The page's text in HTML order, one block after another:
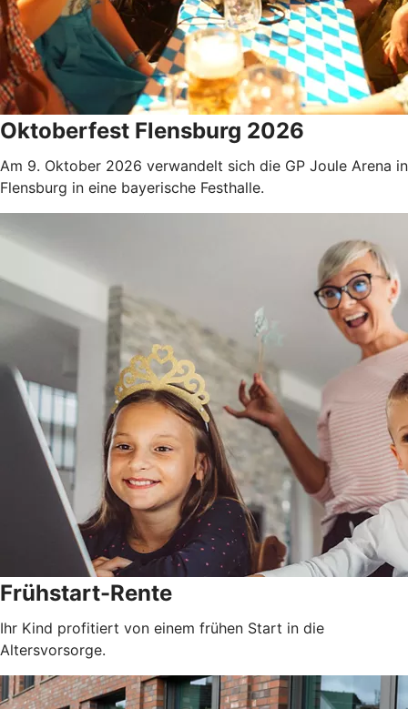
Oktoberfest Flensburg 2026
Am 9. Oktober 2026 verwandelt sich die GP Joule Arena in
Flensburg in eine bayerische Festhalle.
Frühstart-Rente
Ihr Kind profitiert von einem frühen Start in die
Altersvorsorge.